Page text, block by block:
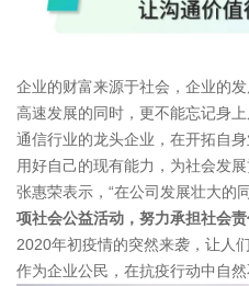
企业的财富来源于社会，企业的
高速发展的同时，更不能忘记身
通信行业的龙头企业，在开拓自
用好自己的现有能力，为社会发展
张惠荣表示，“在公司发展壮大的
项社会公益活动，努力承担社会
2020年初疫情的突然来袭，让人
作为企业公民，在抗疫行动中自然